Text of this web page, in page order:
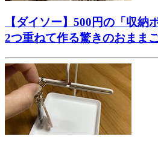
【ダイソー】500円の「収納
2つ重ねて作る驚きのおまま